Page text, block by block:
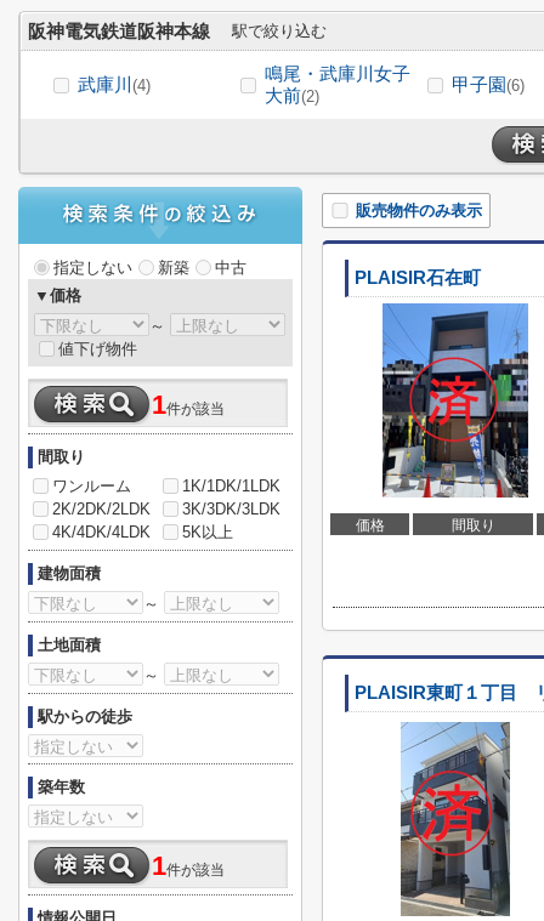
阪神電気鉄道阪神本線 駅で絞り込む
武庫川 (4)
鳴尾・武庫川女子
大前(2)
甲子園(6)
販売物件のみ表示
PLAISIR石在町
価格 間取り
PLAISIR東町１丁目
指定しない 新築
中古
▼価格
～
値下げ物件
1件が該当
間取り
ワンルーム
1K/1DK/1LDK
2K/2DK/2LDK
3K/3DK/3LDK
4K/4DK/4LDK
5K以上
建物面積
～
土地面積
～
駅からの徒歩
築年数
1件が該当